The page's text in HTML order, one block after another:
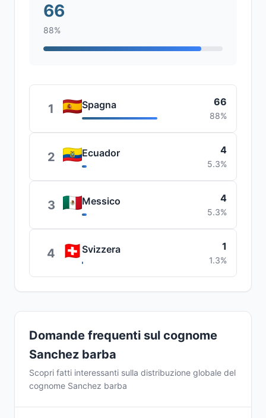
66
88%
1 Spagna 66
88%
2 Ecuador 4
5.3%
3 Messico 4
5.3%
4 Svizzera 1
1.3%
Domande frequenti sul cognome
Sanchez barba
Scopri fatti interessanti sulla distribuzione globale del
cognome Sanchez barba